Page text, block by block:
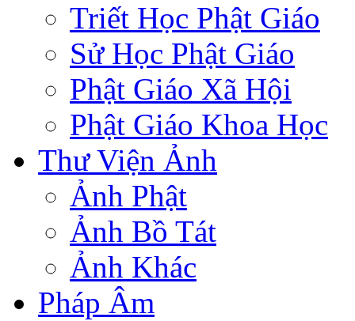
Triết Học Phật Giáo
Sử Học Phật Giáo
Phật Giáo Xã Hội
Phật Giáo Khoa Học
Thư Viện Ảnh
Ảnh Phật
Ảnh Bồ Tát
Ảnh Khác
Pháp Âm